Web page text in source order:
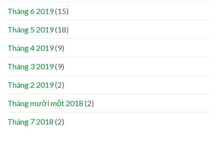
Tháng 6 2019(15)
Tháng 5 2019(18)
Tháng 4 2019(9)
Tháng 3 2019(9)
Tháng 2 2019(2)
Tháng mười một 2018 (2)
Tháng 7 2018 (2)